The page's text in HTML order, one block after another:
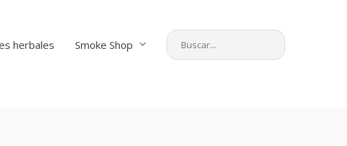
herbales Smoke Shop